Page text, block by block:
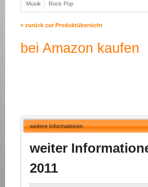
Musik Rock Pop
» zurück zur Produktübersicht
bei Amazon kaufen
weitere Informationen
weiter
2011